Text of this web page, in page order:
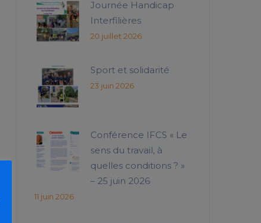
Journée Handicap
Interfilières
20 juillet 2026
Sport et solidarité
23 juin 2026
Conférence IFCS « Le
sens du travail, à
quelles conditions ? »
– 25 juin 2026
11 juin 2026